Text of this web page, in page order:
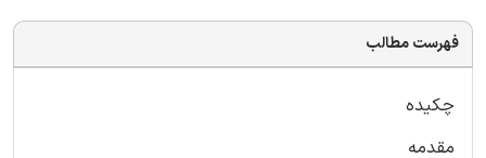
فهرست مطالب
چکیده
مقدمه